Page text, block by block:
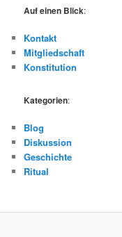
Auf einen Blick:
Kontakt
Mitgliedschaft
Konstitution
Kategorien:
Blog
Diskussion
Geschichte
Ritual